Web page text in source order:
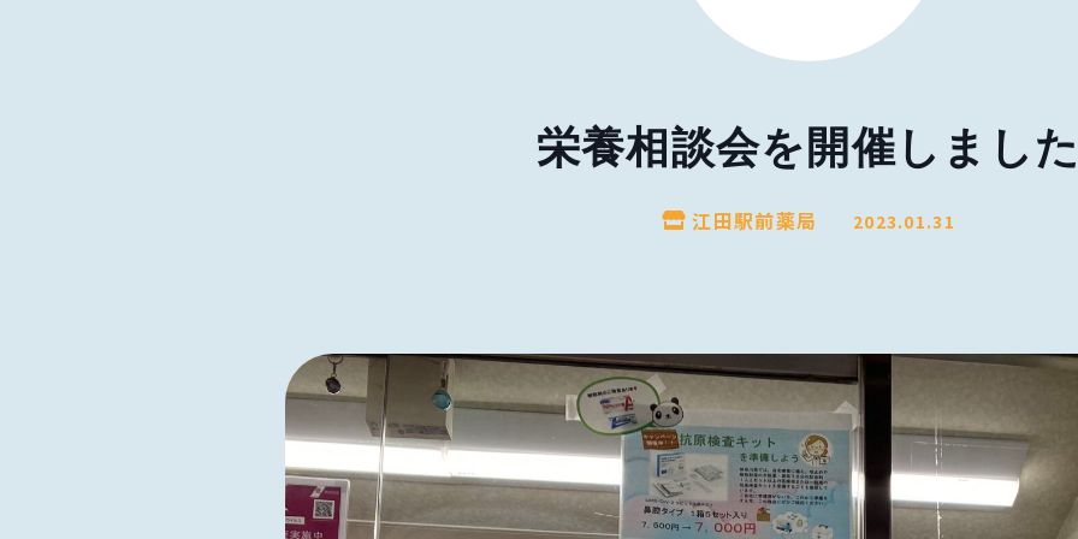
栄養相談会を開催しまし
江田駅前薬局 2023.01.31